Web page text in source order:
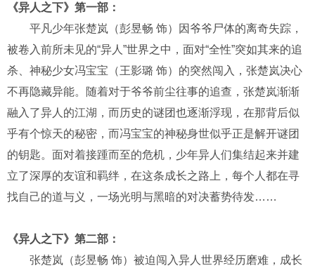
《异人之下》第一部：
平凡少年张楚岚（彭昱畅 饰）因爷爷尸体的离奇失踪，
被卷入前所未见的“异人”世界之中，面对“全性”突如其来的追
杀、神秘少女冯宝宝（王影璐 饰）的突然闯入，张楚岚决心
不再隐藏异能。随着对于爷爷前尘往事的追查，张楚岚渐渐
融入了异人的江湖，而历史的谜团也逐渐浮现，在那背后似
乎有个惊天的秘密，而冯宝宝的神秘身世似乎正是解开谜团
的钥匙。面对着接踵而至的危机，少年异人们集结起来并建
立了深厚的友谊和羁绊，在这条成长之路上，每个人都在寻
找自己的道与义，一场光明与黑暗的对决蓄势待发……
《异人之下》第二部：
张楚岚（彭昱畅 饰）被迫闯入异人世界经历磨难，成长